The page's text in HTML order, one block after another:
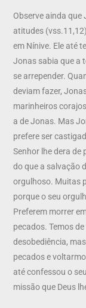
Observe ainda
atitudes
em Nínive. Ele até
Jonas sabia que a
se arrepender.
deviam fazer,
marinheiros
a de Jonas. Mas
prefere ser
Senhor lhe dera de
do que a salvação
orgulhoso. Muitas
porque o seu
Preferem morrer
pecados. Temos
desobediência,
pecados e
até confessou o
missão que Deus